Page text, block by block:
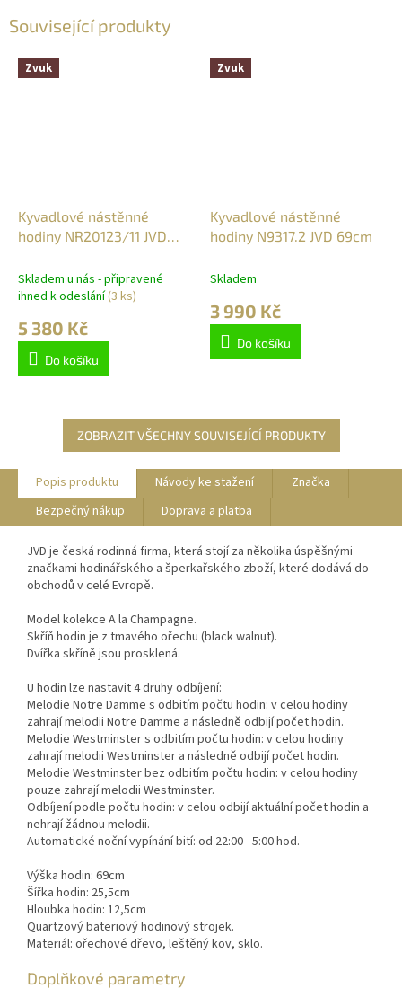
Související produkty
Zvuk
Kyvadlové nástěnné
hodiny NR20123/11 JVD
63cm
Skladem u nás - připravené
ihned k odeslání(3 ks)
5 380 Kč
Do košíku
Zvuk
Kyvadlové nástěnné
hodiny N9317.2 JVD 69cm
Skladem
3 990 Kč
Do košíku
ZOBRAZIT VŠECHNY SOUVISEJÍCÍ PRODUKTY
Popis produktu Návody ke stažení
Značka
Bezpečný nákup
Doprava a platba
JVD je česká rodinná firma, která stojí za několika úspěšnými
značkami hodinářského a šperkařského zboží, které dodává do
obchodů v celé Evropě.
Model kolekce A la Champagne.
Skříň hodin je z tmavého ořechu (black walnut).
Dvířka skříně jsou prosklená.
U hodin lze nastavit 4 druhy odbíjení:
Melodie Notre Damme s odbitím počtu hodin: v celou hodiny
zahrají melodii Notre Damme a následně odbijí počet hodin.
Melodie Westminster s odbitím počtu hodin: v celou hodiny
zahrají melodii Westminster a následně odbijí počet hodin.
Melodie Westminster bez odbitím počtu hodin: v celou hodiny
pouze zahrají melodii Westminster.
Odbíjení podle počtu hodin: v celou odbijí aktuální počet hodin a
nehrají žádnou melodii.
Automatické noční vypínání bití: od 22:00 - 5:00 hod.
Výška hodin: 69cm
Šířka hodin: 25,5cm
Hloubka hodin: 12,5cm
Quartzový bateriový hodinový strojek.
Materiál: ořechové dřevo, leštěný kov, sklo.
Doplňkové parametry